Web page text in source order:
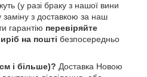
(у разі браку з нашої вини
з доставкою за наш
гарантію перевіряйте
на пошті безпосередньо
і більше)? Доставка Новою